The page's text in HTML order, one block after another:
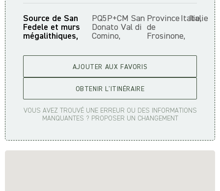
Source de San
Fedele et murs
mégalithiques,
PQ5P+CM San
Donato Val di
Comino,
Province
de
Frosinone,
Italie,
Italie
AJOUTER AUX FAVORIS
OBTENIR L'ITINÉRAIRE
VOUS AVEZ TROUVÉ UNE ERREUR OU DES INFORMATIONS
MANQUANTES ? PROPOSER UN CHANGEMENT